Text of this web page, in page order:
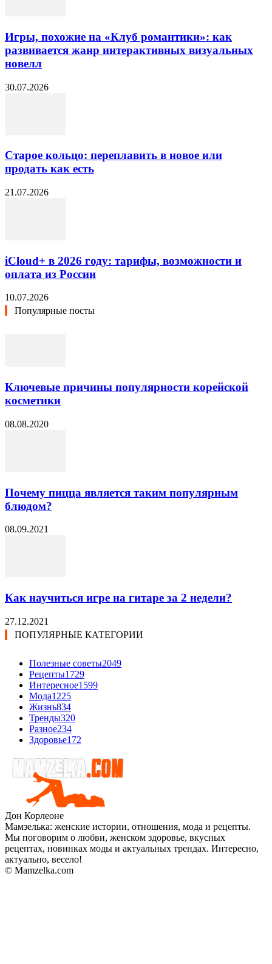
Игры, похожие на «Клуб романтики»: как
развивается жанр интерактивных визуальных
новелл
30.07.2026
Старое кольцо: переплавить в новое или
продать как есть
21.07.2026
iCloud+ в 2026 году: тарифы, возможности и
оплата из России
10.07.2026
Популярные посты
Ключевые причины популярности корейской
косметики
08.08.2020
Почему пицца является таким популярным
блюдом?
08.09.2021
Как научиться игре на гитаре за 2 недели?
27.12.2021
ПОПУЛЯРНЫЕ КАТЕГОРИИ
Полезные советы2049
Рецепты1729
Интересное1599
Мода1225
Жизнь834
Тренды320
Разное234
Здоровье172
Дон Корлеоне
Мамзелька: женские истории, отношения, мода и рецепты.
Мы поговорим о любви, женском здоровье, вкусных
рецептах, новинках моды и актуальных трендах. Интересно,
актуально, весело!
© Mamzelka.com